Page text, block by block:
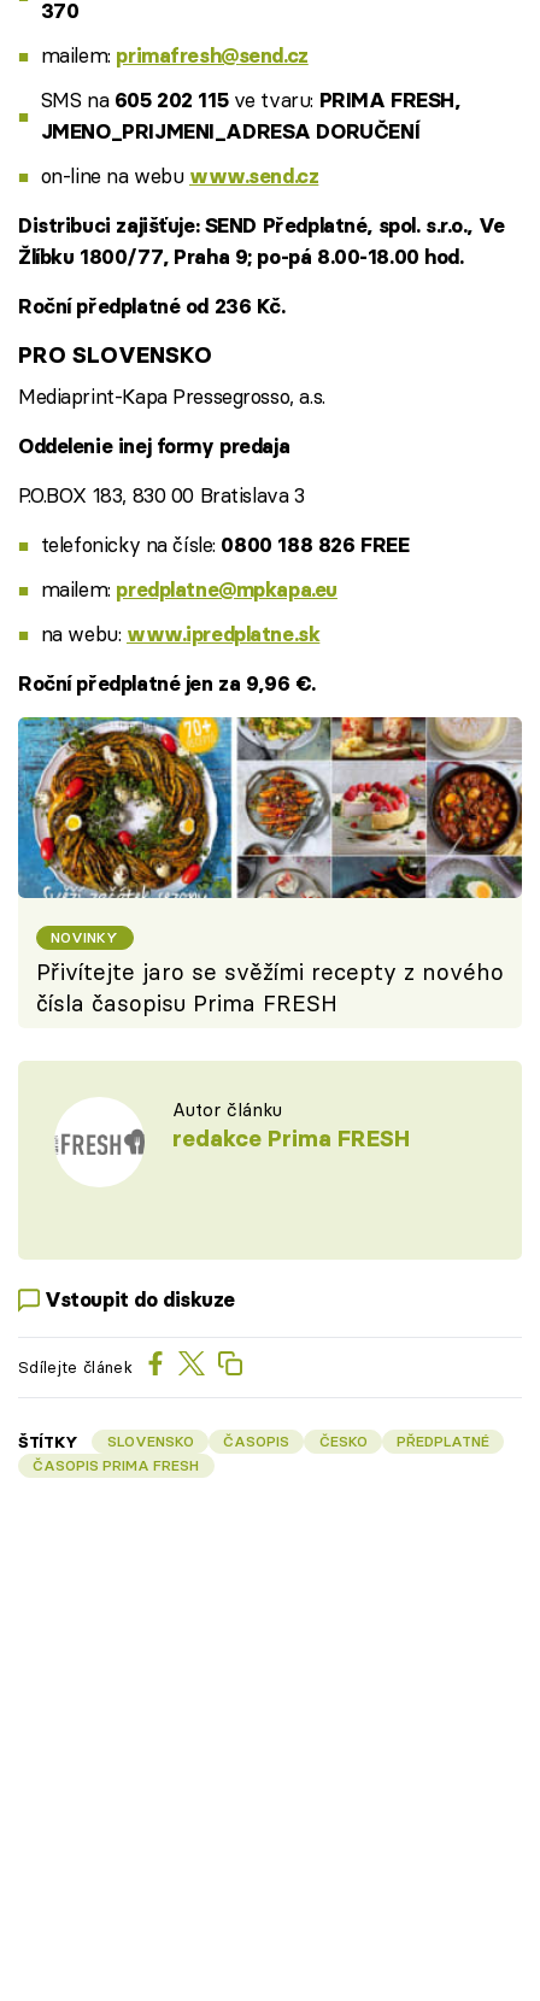
370
mailem: primafresh@send.cz
SMS na 605 202 115 ve tvaru: PRIMA FRESH,
JMENO_PRIJMENI_ADRESA DORUČENÍ
on-line na webu www.send.cz
Distribuci zajišťuje: SEND Předplatné, spol. s.r.o., Ve
Žlíbku 1800/77, Praha 9; po-pá 8.00-18.00 hod.
Roční předplatné od 236 Kč.
PRO SLOVENSKO
Mediaprint-Kapa Pressegrosso, a.s.
Oddelenie inej formy predaja
P.O.BOX 183, 830 00 Bratislava 3
telefonicky na čísle: 0800 188 826 FREE
mailem: predplatne@mpkapa.eu
na webu: www.ipredplatne.sk
Roční předplatné jen za 9,96 €.
NOVINKY
Přivítejte jaro se svěžími recepty z nového
čísla časopisu Prima FRESH
Autor článku
redakce Prima FRESH
Vstoupit do diskuze
Sdílejte článek
ŠTÍTKY SLOVENSKO ČASOPIS ČESKO
PŘEDPLATNÉ
ČASOPIS PRIMA FRESH